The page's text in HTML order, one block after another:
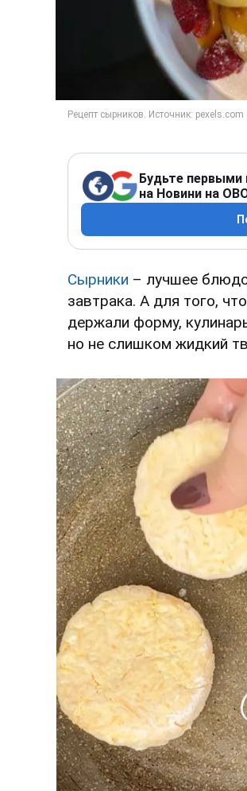
Будьте первыми
на Новини на
Сырники – лучшее
завтрака. А для того,
держали форму,
но не слишком жидкий